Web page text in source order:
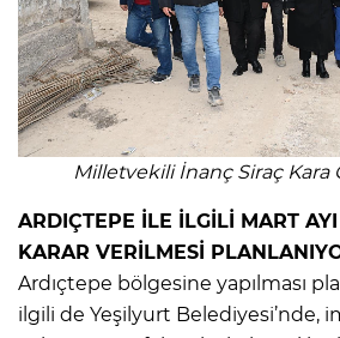
Milletvekili İnanç Siraç
ARDIÇTEPE İLE İLGİLİ MART
KARAR VERİLMESİ
Ardıçtepe bölgesine yapılması
ilgili de Yeşilyurt Belediyesi’nde,